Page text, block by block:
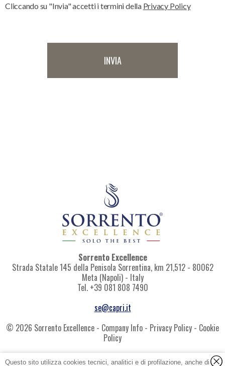
Cliccando su "Invia" accetti i termini della Privacy Policy
INVIA
Sorrento Excellence
Strada Statale 145 della Penisola Sorrentina, km 21,512- 80062
Meta (Napoli)- Italy
Tel. +39 081 808 7490
se@capri.it
© 2026 Sorrento Excellence - Company Info - Privacy Policy - Cookie
Policy
P.IVA e CF: 08117891211
Questo sito utilizza cookies tecnici, analitici e di profilazione, anche di